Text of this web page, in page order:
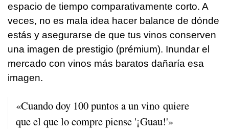
espacio de tiempo comparativamente corto. A
veces, no es mala idea hacer balance de dónde
estás y asegurarse de que tus vinos conserven
una imagen de prestigio (prémium). Inundar el
mercado con vinos más baratos dañaría esa
imagen.
«Cuando doy 100 puntos a un vino quiere
que el que lo compre piense '¡Guau!'»